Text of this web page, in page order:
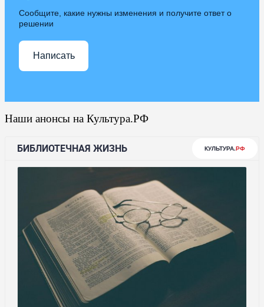
Сообщите, какие нужны изменения и получите ответ о
решении
Написать
Наши анонсы на Культура.РФ